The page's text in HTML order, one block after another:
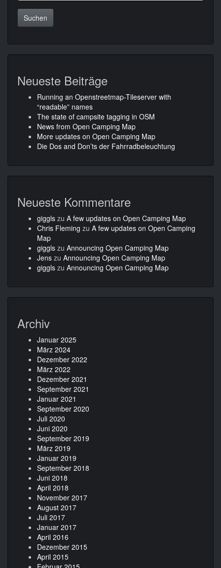
Neueste Beiträge
Running an Openstreetmap-Tileserver with
“readable” names
The state of campsite tagging in OSM
News from Open Camping Map
More updates on Open Camping Map
Die Dos and Don’ts der Fahrradbeleuchtung
Neueste Kommentare
giggls zu A few updates on Open Camping Map
Chris Fleming zu A few updates on Open Camping
Map
giggls zu Announcing Open Camping Map
Jens zu Announcing Open Camping Map
giggls zu Announcing Open Camping Map
Archiv
Januar 2025
März 2024
Dezember 2022
März 2022
Dezember 2021
September 2021
Januar 2021
September 2020
Juli 2020
Juni 2020
September 2019
März 2019
Januar 2019
September 2018
Juni 2018
April 2018
November 2017
August 2017
Juli 2017
Januar 2017
April 2016
Dezember 2015
April 2015